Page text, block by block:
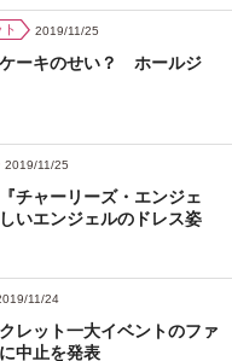
2019/11/25
ーキのせい？ ホールジ
2019/11/25
チャーリーズ・エンジェ
いエンジェルのドレス姿
11/24
レット一大イベントのファ
中止を発表